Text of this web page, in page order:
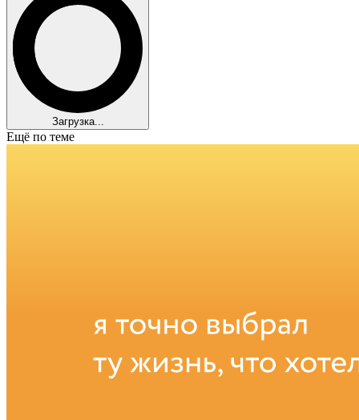
Загрузка...
Ещё по теме